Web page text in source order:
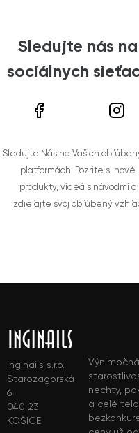
Sledujte nás na
sociálnych
Sledujte Nás na Vašich
platformách. Pozrite si nové
produkty, videá s návodmi a
zdieľajte svoj obľúbený
Inginails s.r.o.
Starozagorská
6
040 23
KOŠICE
Výnimočná
nechty,
a celé